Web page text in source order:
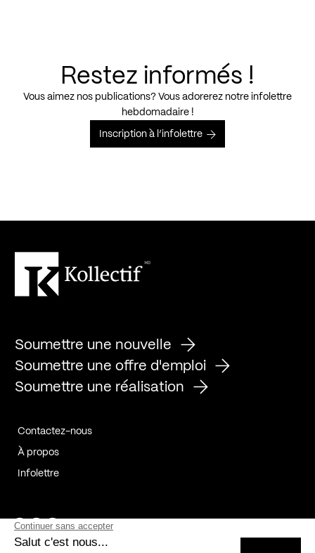
Restez informés !
Vous aimez nos publications? Vous adorerez notre infolettre
hebdomadaire !
Inscription à l’infolettre
Soumettre une nouvelle
Soumettre une offre d'emploi
Soumettre une réalisation
Contactez-nous
À propos
Infolettre
Page Facebook de Kollectif
Page Instagram de Kollectif
Page Linkedin de Kollectif